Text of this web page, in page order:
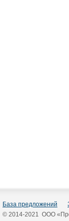
База предложений
© 2014-2021 ООО